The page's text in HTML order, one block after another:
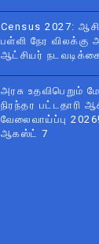
Census 2027:
பள்ளி நேர விலக்கு
ஆட்சியர்
அரசு உதவிபெறும்
நிரந்தர பட்டதாரி
வேலைவாய்ப்பு
ஆகஸ்ட் 7